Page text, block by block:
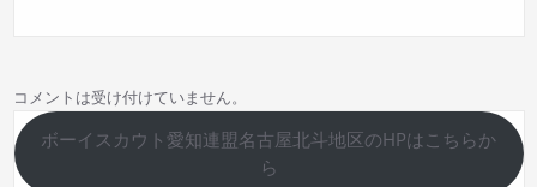
コメントは受け付けていません。
ボーイスカウト愛知連盟名古屋北斗地区のHPはこちらか
ら